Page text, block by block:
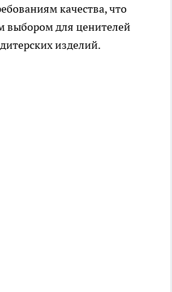
качества, что
выбором для ценителей
изделий.